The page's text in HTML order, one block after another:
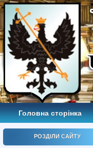
Головна сторінка
РОЗДІЛИ САЙТУ